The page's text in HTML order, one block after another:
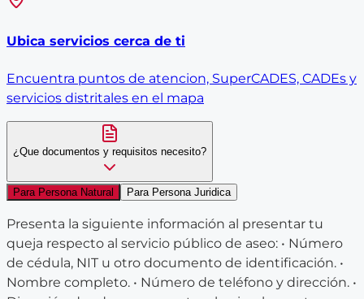
Ubica servicios cerca de ti
Encuentra puntos de atencion, SuperCADES, CADEs y
servicios distritales en el mapa
¿Que documentos y requisitos necesito?
Para Persona Natural Para Persona Juridica
Presenta la siguiente información al presentar tu
queja respecto al servicio público de aseo: • Número
de cédula, NIT u otro documento de identificación. •
Nombre completo. • Número de teléfono y dirección. •